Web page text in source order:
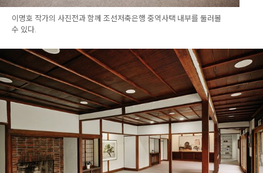
이명호 작가의 사진전과 함께 조선저축은행 중역사택 내부를 둘러볼
수 있다.